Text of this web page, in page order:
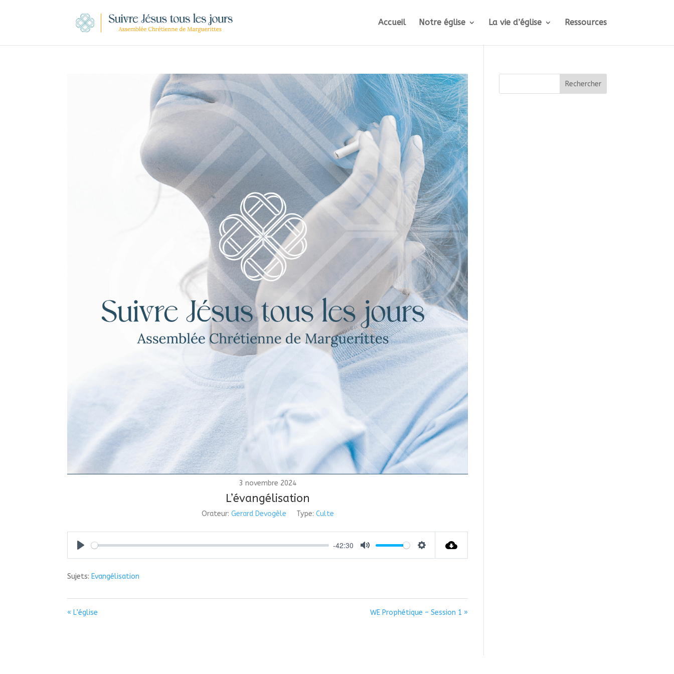
Accueil Notre église La vie d’église Ressources
3 novembre 2024
L’évangélisation
Orateur: Gerard Devogèle Type: Culte
-42:30
Sujets: Evangélisation
« L’église WE Prophétique – Session 1 »
Rechercher